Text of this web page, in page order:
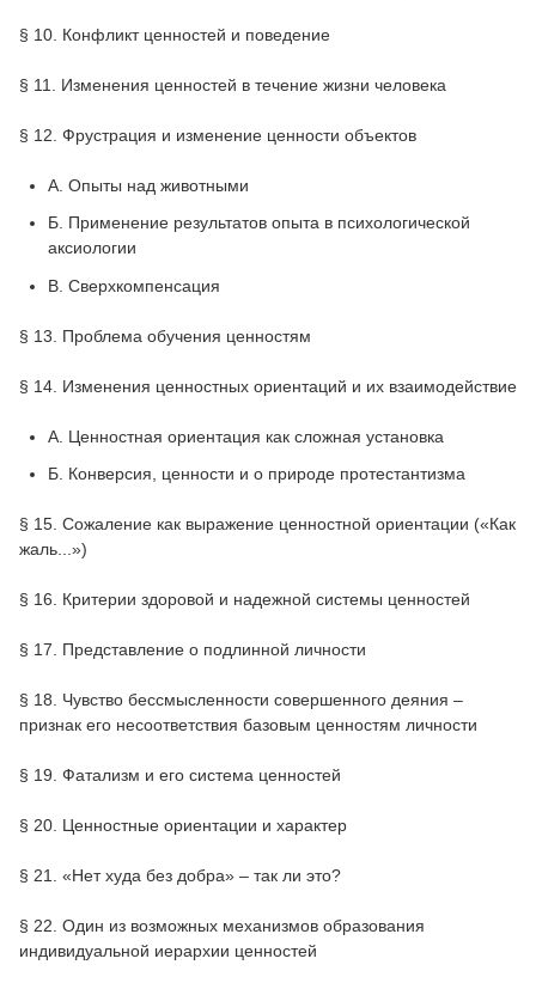
§ 10. Конфликт ценностей и поведение
§ 11. Изменения ценностей в течение жизни человека
§ 12. Фрустрация и изменение ценности объектов
A. Опыты над животными
Б. Применение результатов опыта в психологической
аксиологии
B. Сверхкомпенсация
§ 13. Проблема обучения ценностям
§ 14. Изменения ценностных ориентаций и их взаимодействие
А. Ценностная ориентация как сложная установка
Б. Конверсия, ценности и о природе протестантизма
§ 15. Сожаление как выражение ценностной ориентации («Как
жаль...»)
§ 16. Критерии здоровой и надежной системы ценностей
§ 17. Представление о подлинной личности
§ 18. Чувство бессмысленности совершенного деяния –
признак его несоответствия базовым ценностям личности
§ 19. Фатализм и его система ценностей
§ 20. Ценностные ориентации и характер
§ 21. «Нет худа без добра» – так ли это?
§ 22. Один из возможных механизмов образования
индивидуальной иерархии ценностей